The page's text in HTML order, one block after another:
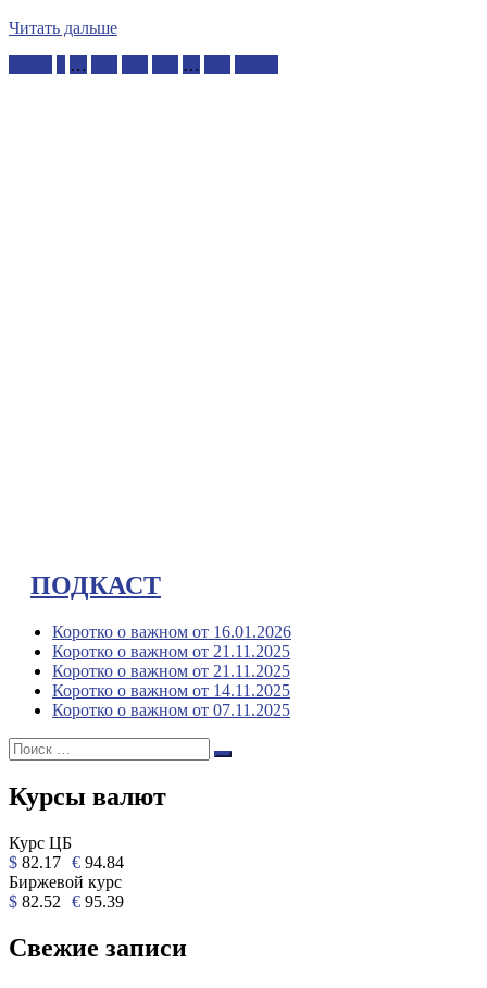
Читать дальше
Пагинация
… …
ПОДКАСТ
Коротко о важном от 16.01.2026
Коротко о важном от 21.11.2025
Коротко о важном от 21.11.2025
Коротко о важном от 14.11.2025
Коротко о важном от 07.11.2025
Поиск:
Поиск
Курсы валют
Курс ЦБ
$ 82.17 € 94.84
Биржевой курс
$ 82.52 € 95.39
Свежие записи